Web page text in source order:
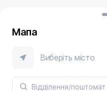
Мапа
Виберіть місто